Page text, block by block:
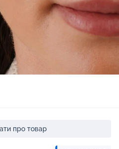
про товар